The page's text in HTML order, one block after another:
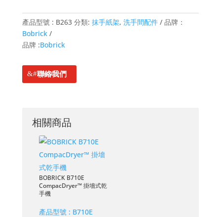
產品型號 : B263 分類: 抹手紙架, 洗手間配件
品牌：
Bobrick
品牌 :Bobrick
聯絡我們
相關商品
BOBRICK B710E
CompacDryer™ 掛墻式乾
手機
產品型號 : B710E